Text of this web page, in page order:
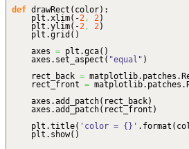
def drawRect ( color) :
plt.xlim( -2, 2)
plt.ylim( -2, 2)
plt.grid ( )
axes = plt.gca( )
axes. set_aspect ( "equal" )
rect_back = matplotlib. patches .
rect_front = matplotlib. patches .
axes.add_patch( rect_back)
axes.add_patch( rect_front )
plt.title( 'color = {}' . format (
plt. show( )